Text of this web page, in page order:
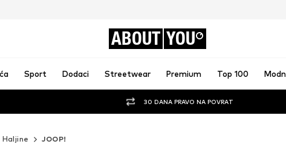
ABOUT YOU
Sport Dodaci Streetwear Premium Top 100
30 DANA PRAVO NA POVRAT
Haljine JOOP!